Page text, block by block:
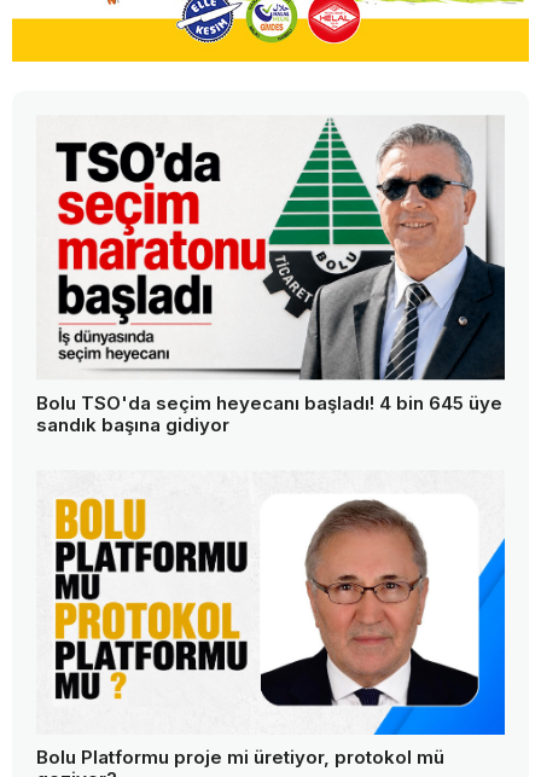
Bolu TSO'da seçim heyecanı başladı! 4 bin 645 üye
sandık başına gidiyor
Bolu Platformu proje mi üretiyor, protokol mü